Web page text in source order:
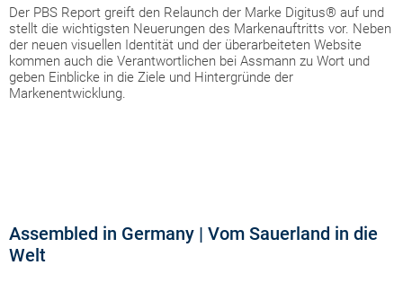
Der PBS Report greift den Relaunch der Marke Digitus® auf und
stellt die wichtigsten Neuerungen des Markenauftritts vor. Neben
der neuen visuellen Identität und der überarbeiteten Website
kommen auch die Verantwortlichen bei Assmann zu Wort und
geben Einblicke in die Ziele und Hintergründe der
Markenentwicklung.
Assembled in Germany | Vom Sauerland in die
Welt